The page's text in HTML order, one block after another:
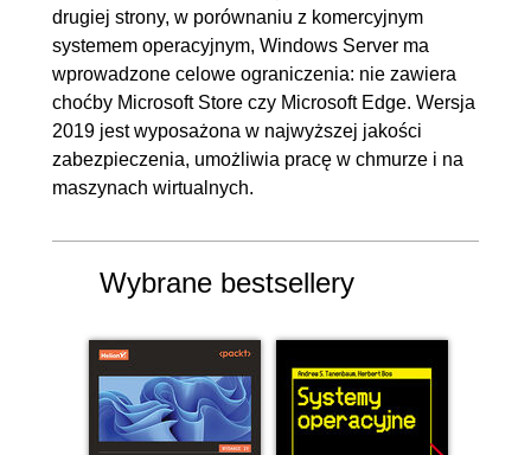
drugiej strony, w porównaniu z komercyjnym
systemem operacyjnym, Windows Server ma
wprowadzone celowe ograniczenia: nie zawiera
choćby Microsoft Store czy Microsoft Edge. Wersja
2019 jest wyposażona w najwyższej jakości
zabezpieczenia, umożliwia pracę w chmurze i na
maszynach wirtualnych.
Wybrane bestsellery